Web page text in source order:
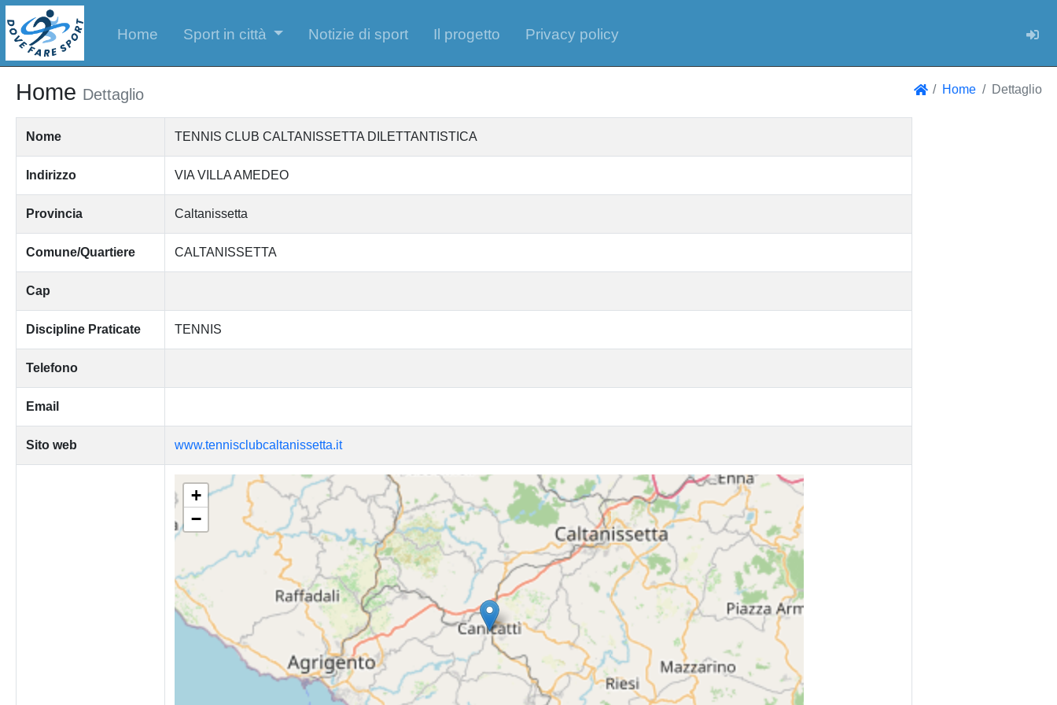
Home Sport in città Notizie di sport Il progetto Privacy policy
Home Dettaglio Home Dettaglio
Nome TENNIS CLUB CALTANISSETTA DILETTANTISTICA
Indirizzo VIA VILLA AMEDEO
Provincia Caltanissetta
Comune/Quartiere CALTANISSETTA
Cap
Discipline Praticate TENNIS
Telefono
Email
Sito web www.tennisclubcaltanissetta.it
+
−